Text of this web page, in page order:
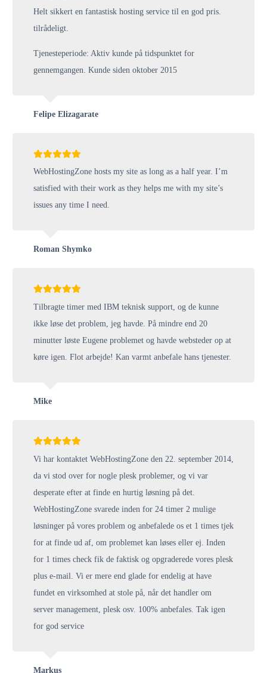
Helt sikkert en fantastisk hosting service til en god pris.
tilrådeligt.
Tjenesteperiode: Aktiv kunde på tidspunktet for
gennemgangen. Kunde siden oktober 2015
Felipe Elizagarate
WebHostingZone hosts my site as long as a half year. I’m
satisfied with their work as they helps me with my site’s
issues any time I need.
Roman Shymko
Tilbragte timer med IBM teknisk support, og de kunne
ikke løse det problem, jeg havde. På mindre end 20
minutter løste Eugene problemet og havde websteder op at
køre igen. Flot arbejde! Kan varmt anbefale hans tjenester.
Mike
Vi har kontaktet WebHostingZone den 22. september 2014,
da vi stod over for nogle plesk problemer, og vi var
desperate efter at finde en hurtig løsning på det.
WebHostingZone svarede inden for 24 timer 2 mulige
løsninger på vores problem og anbefalede os et 1 times tjek
for at finde ud af, om problemet kan løses eller ej. Inden
for 1 times check fik de faktisk og opgraderede vores plesk
plus e-mail. Vi er mere end glade for endelig at have
fundet en virksomhed at stole på, når det handler om
server management, plesk osv. 100% anbefales. Tak igen
for god service
Markus